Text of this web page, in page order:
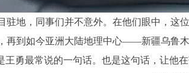
驻地，同事们并不意外。在他们眼中，这
再到如今亚洲大陆地理中心——新疆乌鲁
王勇最常说的一句话。也是这句话，让他